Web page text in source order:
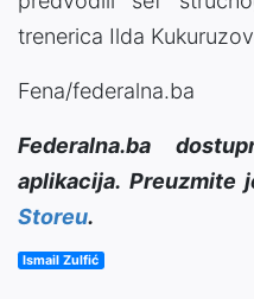
trenerica Ilda
Fena/federalna.ba
Federalna.ba
aplikacija. Preuzmite
Storeu.
Ismail Zulfić